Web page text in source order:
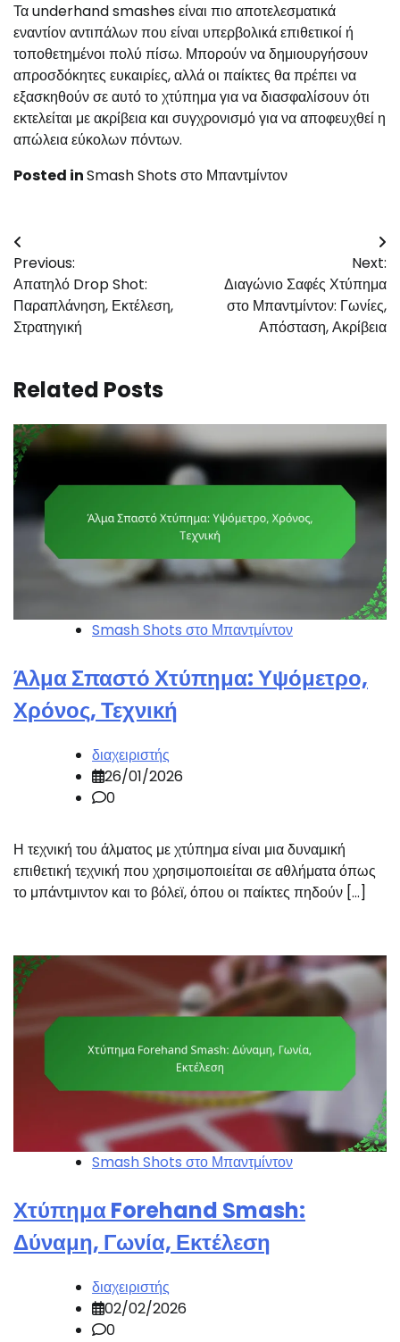
Τα underhand smashes είναι πιο αποτελεσματικά
εναντίον αντιπάλων που είναι υπερβολικά επιθετικοί ή
τοποθετημένοι πολύ πίσω. Μπορούν να δημιουργήσουν
απροσδόκητες ευκαιρίες, αλλά οι παίκτες θα πρέπει να
εξασκηθούν σε αυτό το χτύπημα για να διασφαλίσουν ότι
εκτελείται με ακρίβεια και συγχρονισμό για να αποφευχθεί η
απώλεια εύκολων πόντων.
Posted inSmash Shots στο Μπαντμίντον
Post
navigation
Previous:
Απατηλό Drop Shot:
Παραπλάνηση, Εκτέλεση,
Στρατηγική
Next:
Διαγώνιο Σαφές Χτύπημα
στο Μπαντμίντον: Γωνίες,
Απόσταση, Ακρίβεια
Related Posts
Smash Shots στο Μπαντμίντον
Άλμα Σπαστό Χτύπημα: Υψόμετρο,
Χρόνος, Τεχνική
διαχειριστής
26/01/2026
0
Η τεχνική του άλματος με χτύπημα είναι μια δυναμική
επιθετική τεχνική που χρησιμοποιείται σε αθλήματα όπως
το μπάντμιντον και το βόλεϊ, όπου οι παίκτες πηδούν […]
Smash Shots στο Μπαντμίντον
Χτύπημα Forehand Smash:
Δύναμη, Γωνία, Εκτέλεση
διαχειριστής
02/02/2026
0